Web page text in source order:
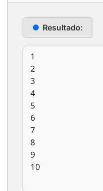
Resultado: